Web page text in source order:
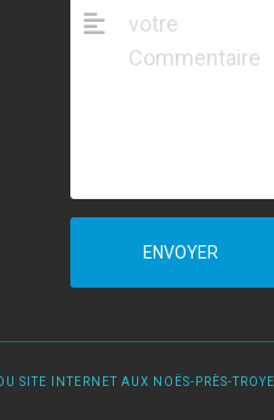
ENVOYER
SITE INTERNET AUX NOËS-PRÈS-